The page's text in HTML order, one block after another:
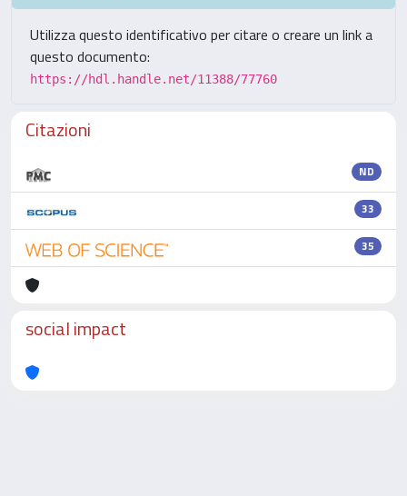
Utilizza questo identificativo per citare o creare un link a
questo documento:
https://hdl.handle.net/11388/77760
Citazioni
ND
33
35
social impact